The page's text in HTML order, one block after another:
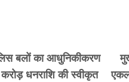
बलों का आधुनिकीकरण
धनराशि की स्वीकृत